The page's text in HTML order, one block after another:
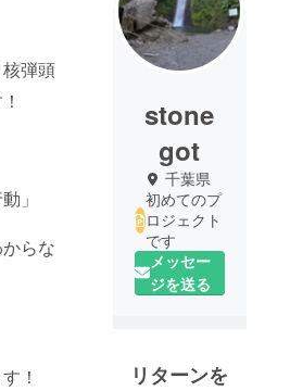
弾頭
」
らな
！
stone
got
千葉県
初めてのプ
ロジェクト
です
メッセー
ジを送る
リターンを